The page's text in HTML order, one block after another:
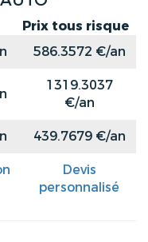
Prix tous risque
586.3572 €/an
1319.3037
€/an
439.7679 €/an
Devis
personnalisé